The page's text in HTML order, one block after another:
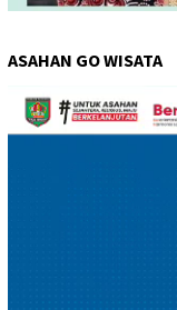
ASAHAN GO WISATA
Pemutar
Video